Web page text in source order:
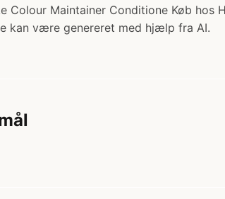
Colour Maintainer Conditione Køb hos
kan være genereret med hjælp fra AI.